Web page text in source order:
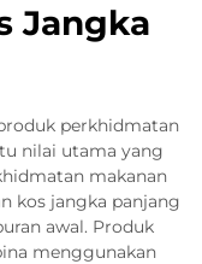
Jangka
perkhidmatan
nilai utama yang
makanan
kos jangka panjang
awal. Produk
menggunakan